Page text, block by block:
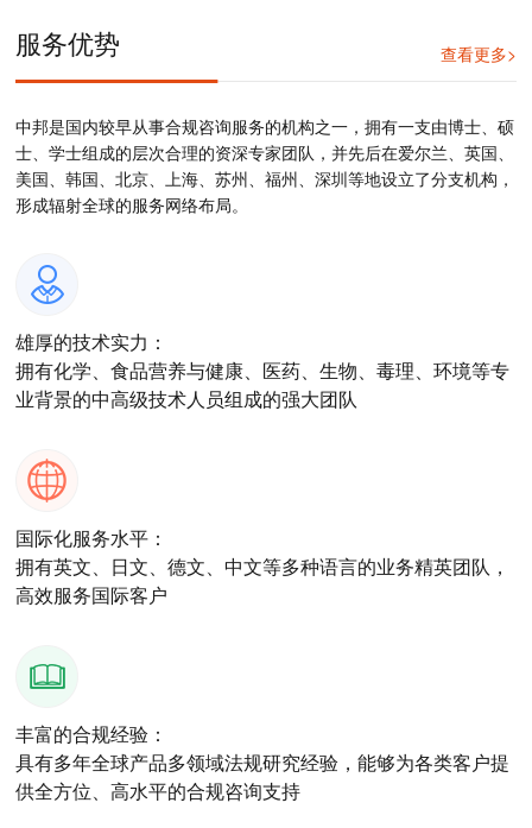
服务优势 查看更多>
中邦是国内较早从事合规咨询服务的机构之一，拥有一支由博士、硕
士、学士组成的层次合理的资深专家团队，并先后在爱尔兰、英国、
美国、韩国、北京、上海、苏州、福州、深圳等地设立了分支机构，
形成辐射全球的服务网络布局。
雄厚的技术实力：
拥有化学、食品营养与健康、医药、生物、毒理、环境等专
业背景的中高级技术人员组成的强大团队
国际化服务水平：
拥有英文、日文、德文、中文等多种语言的业务精英团队，
高效服务国际客户
丰富的合规经验：
具有多年全球产品多领域法规研究经验，能够为各类客户提
供全方位、高水平的合规咨询支持